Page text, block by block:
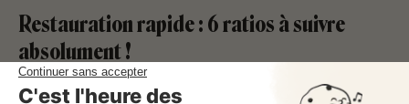
Restauration rapide : 6 ratios à suivre
absolument !
Optimiser son activité Lecture